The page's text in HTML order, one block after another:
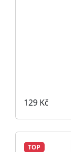
129 Kč
TOP